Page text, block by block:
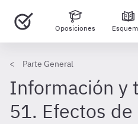
Oposiciones
Parte General
Información y
51. Efectos